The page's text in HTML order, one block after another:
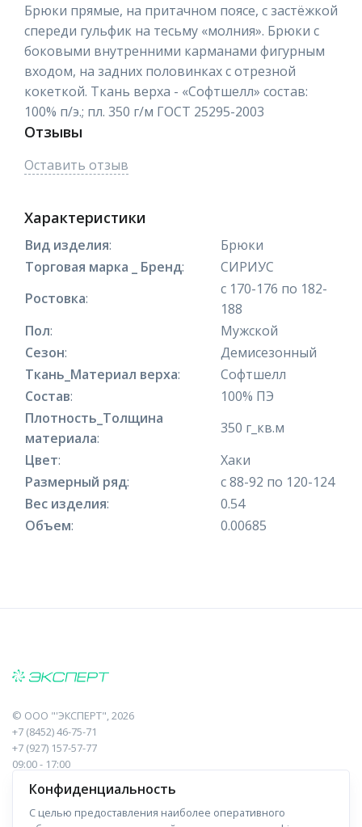
Брюки прямые, на притачном поясе, с застёжкой
спереди гульфик на тесьму «молния». Брюки с
боковыми внутренними карманами фигурным
входом, на задних половинках с отрезной
кокеткой. Ткань верха - «Софтшелл» состав:
100% п/э.; пл. 350 г/м ГОСТ 25295-2003
Отзывы
Оставить отзыв
Характеристики
Вид изделия:
Брюки
Торговая марка _ Бренд:
СИРИУС
Ростовка:
с 170-176 по 182-
188
Пол:
Мужской
Сезон:
Демисезонный
Ткань_Материал верха:
Софтшелл
Состав:
100% ПЭ
Плотность_Толщина
материала:
350 г_кв.м
Цвет:
Хаки
Размерный ряд:
с 88-92 по 120-124
Вес изделия:
0.54
Объем: 0.00685
© ООО "'ЭКСПЕРТ", 2026
+7 (8452) 46-75-71
+7 (927) 157-57-77
09:00 - 17:00
410017, Саратов, Пугачева, 10 к1, оф.23
Навигация Информация
Конфиденциальность
С целью предоставления наиболее оперативного